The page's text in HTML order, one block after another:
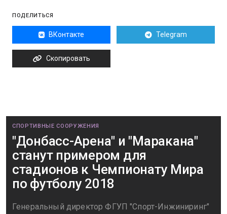
ПОДЕЛИТЬСЯ
ВКонтакте Telegram
Скопировать
СПОРТИВНЫЕ СООРУЖЕНИЯ
"Донбасс-Арена" и "Маракана"
станут примером для
стадионов к Чемпионату Мира
по футболу 2018
Генеральный директор ФГУП "Спорт-Инжиниринг"